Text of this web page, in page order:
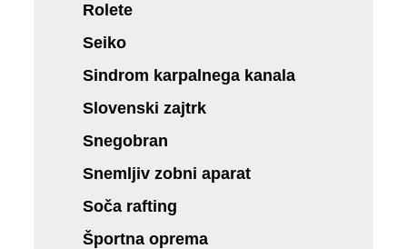
Rolete
Seiko
Sindrom karpalnega kanala
Slovenski zajtrk
Snegobran
Snemljiv zobni aparat
Soča rafting
Športna oprema